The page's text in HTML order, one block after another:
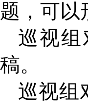
题，可以
巡视
稿。
巡视组